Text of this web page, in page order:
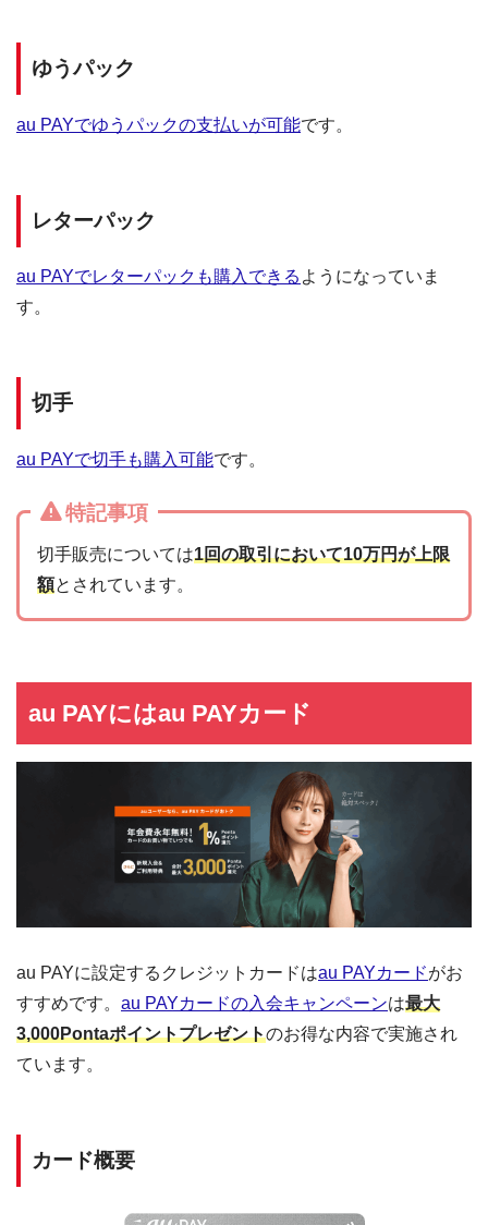
ゆうパック
au PAYでゆうパックの支払いが可能です。
レターパック
au PAYでレターパックも購入できる ようになっていま
す。
切手
au PAYで切手も購入可能です。
特記事項
切手販売については1回の取引において10万円が上限
額とされています。
au PAYにはau PAYカード
au PAYに設定するクレジットカードはau PAYカードがお
すすめです。 au PAYカードの入会キャンペーンは最大
3,000Pontaポイントプレゼントのお得な内容で実施され
ています。
カード概要